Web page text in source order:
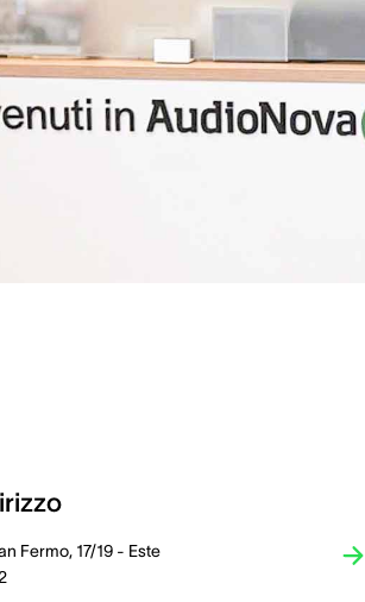
Fermo, 17/19 - Este